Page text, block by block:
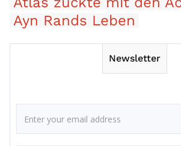
Ayn Rands Leben
Newsletter